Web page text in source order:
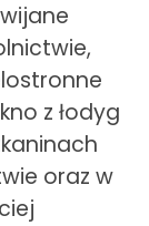
z łodyg
oraz w